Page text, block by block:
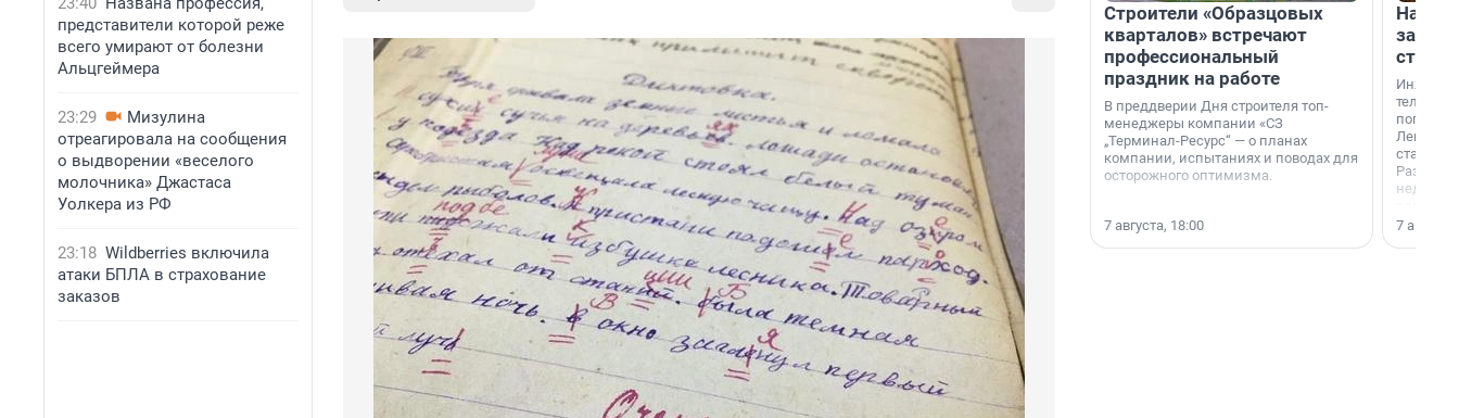
представители которой реже
всего умирают от болезни
Альцгеймера
23:29
Мизулина
отреагировала на сообщения
о выдворении «веселого
молочника» Джастаса
Уолкера из РФ
23:18 Wildberries включила
атаки БПЛА в страхование
заказов
Строители «Образцовых
кварталов» встречают
профессиональный
праздник на работе
В преддверии Дня строителя топ-
менеджеры компании «СЗ
„Терминал-Ресурс“ — о планах
компании, испытаниях и поводах для
осторожного оптимизма.
7 августа, 18:00
На
станции
7